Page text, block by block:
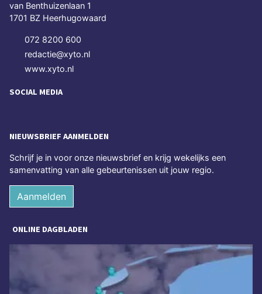
van Benthuizenlaan 1
1701 BZ Heerhugowaard
072 8200 600
redactie@xyto.nl
www.xyto.nl
SOCIAL MEDIA
NIEUWSBRIEF AANMELDEN
Schrijf je in voor onze nieuwsbrief en krijg wekelijks een
samenvatting van alle gebeurtenissen uit jouw regio.
Aanmelden
ONLINE DAGBLADEN